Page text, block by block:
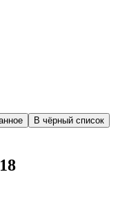
В чёрный список